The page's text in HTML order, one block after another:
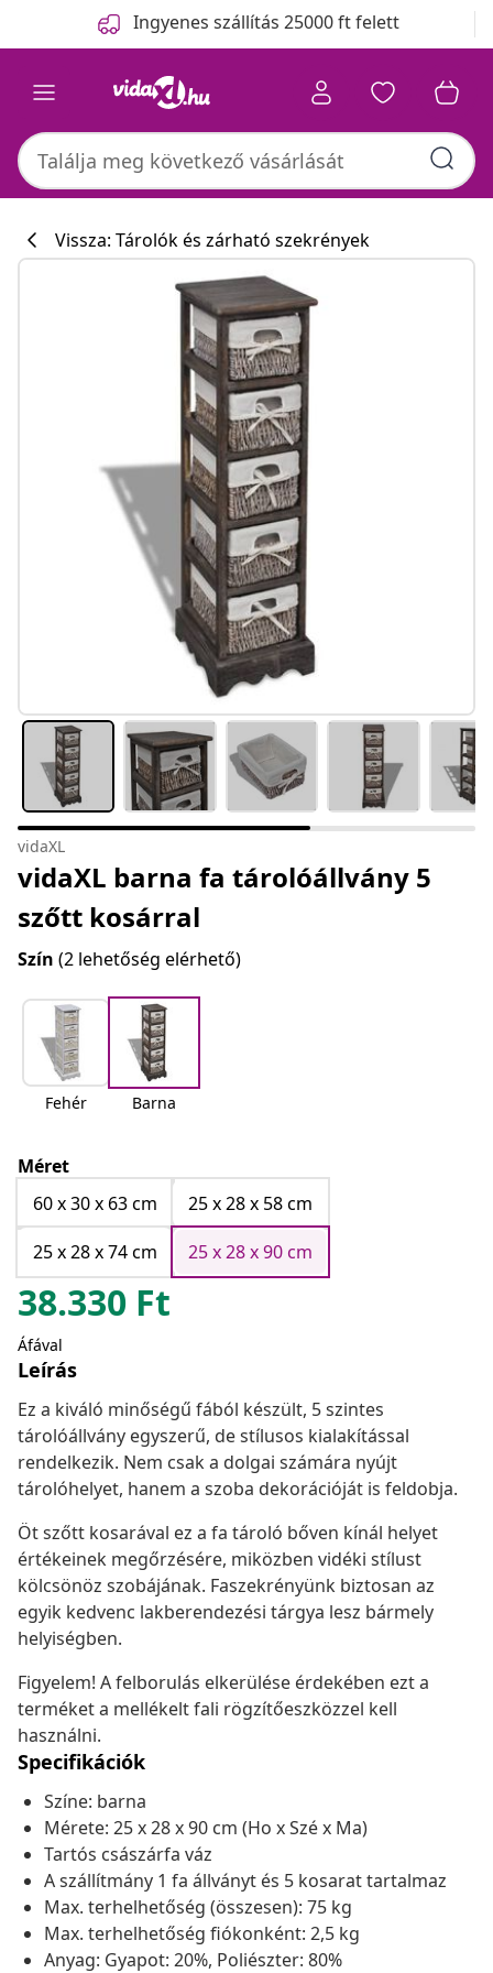
Ingyenes szállítás 25000 ft felett
Vissza: Tárolók és zárható szekrények
vidaXL
vidaXL barna fa tárolóállvány 5
szőtt kosárral
Szín (2 lehetőség elérhető)
Fehér Barna
Méret
60 x 30 x 63 cm
25 x 28 x 58 cm
25 x 28 x 74 cm
25 x 28 x 90 cm
38.330 Ft
Áfával
Leírás
Ez a kiváló minőségű fából készült, 5 szintes
tárolóállvány egyszerű, de stílusos kialakítással
rendelkezik. Nem csak a dolgai számára nyújt
tárolóhelyet, hanem a szoba dekorációját is feldobja.
Öt szőtt kosarával ez a fa tároló bőven kínál helyet
értékeinek megőrzésére, miközben vidéki stílust
kölcsönöz szobájának. Faszekrényünk biztosan az
egyik kedvenc lakberendezési tárgya lesz bármely
helyiségben.
Figyelem! A felborulás elkerülése érdekében ezt a
terméket a mellékelt fali rögzítőeszközzel kell
használni.
Specifikációk
Színe: barna
Mérete: 25 x 28 x 90 cm (Ho x Szé x Ma)
Tartós császárfa váz
A szállítmány 1 fa állványt és 5 kosarat tartalmaz
Max. terhelhetőség (összesen): 75 kg
Max. terhelhetőség fiókonként: 2,5 kg
Anyag: Gyapot: 20%, Poliészter: 80%